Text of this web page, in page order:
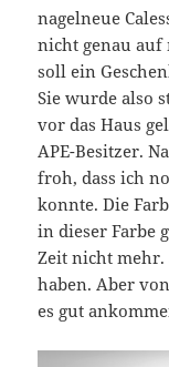
nagelneue
nicht genau auf
soll ein
Sie wurde also
vor das Haus
APE-Besitzer.
froh, dass ich
konnte. Die
in dieser Farbe
Zeit nicht mehr.
haben. Aber
es gut